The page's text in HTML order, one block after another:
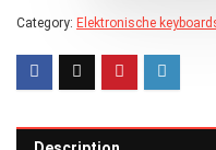
Category: Elektronische